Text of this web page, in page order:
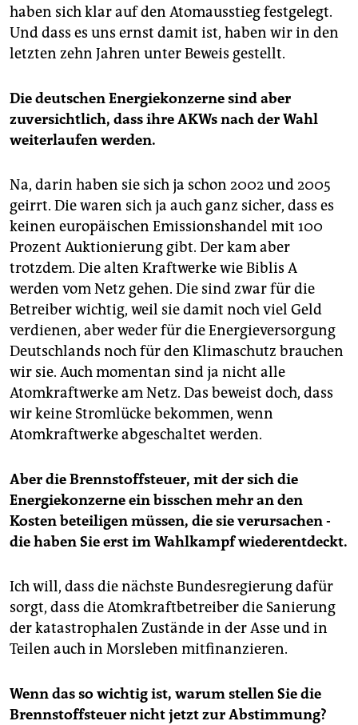
haben sich klar auf den Atomausstieg festgelegt.
Und dass es uns ernst damit ist, haben wir in den
letzten zehn Jahren unter Beweis gestellt.
Die deutschen Energiekonzerne sind aber
zuversichtlich, dass ihre AKWs nach der Wahl
weiterlaufen werden.
Na, darin haben sie sich ja schon 2002 und 2005
geirrt. Die waren sich ja auch ganz sicher, dass es
keinen europäischen Emissionshandel mit 100
Prozent Auktionierung gibt. Der kam aber
trotzdem. Die alten Kraftwerke wie Biblis A
werden vom Netz gehen. Die sind zwar für die
Betreiber wichtig, weil sie damit noch viel Geld
verdienen, aber weder für die Energieversorgung
Deutschlands noch für den Klimaschutz brauchen
wir sie. Auch momentan sind ja nicht alle
Atomkraftwerke am Netz. Das beweist doch, dass
wir keine Stromlücke bekommen, wenn
Atomkraftwerke abgeschaltet werden.
Aber die Brennstoffsteuer, mit der sich die
Energiekonzerne ein bisschen mehr an den
Kosten beteiligen müssen, die sie verursachen -
die haben Sie erst im Wahlkampf wiederentdeckt.
Ich will, dass die nächste Bundesregierung dafür
sorgt, dass die Atomkraftbetreiber die Sanierung
der katastrophalen Zustände in der Asse und in
Teilen auch in Morsleben mitfinanzieren.
Wenn das so wichtig ist, warum stellen Sie die
Brennstoffsteuer nicht jetzt zur Abstimmung?